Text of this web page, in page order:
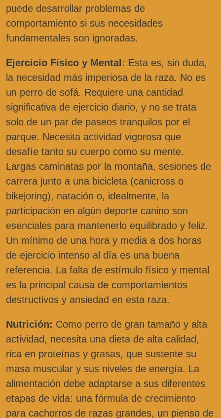
puede desarrollar problemas de
comportamiento si sus necesidades
fundamentales son ignoradas.
Ejercicio Físico y Mental: Esta es, sin duda,
la necesidad más imperiosa de la raza. No es
un perro de sofá. Requiere una cantidad
significativa de ejercicio diario, y no se trata
solo de un par de paseos tranquilos por el
parque. Necesita actividad vigorosa que
desafíe tanto su cuerpo como su mente.
Largas caminatas por la montaña, sesiones de
carrera junto a una bicicleta (canicross o
bikejoring), natación o, idealmente, la
participación en algún deporte canino son
esenciales para mantenerlo equilibrado y feliz.
Un mínimo de una hora y media a dos horas
de ejercicio intenso al día es una buena
referencia. La falta de estímulo físico y mental
es la principal causa de comportamientos
destructivos y ansiedad en esta raza.
Nutrición: Como perro de gran tamaño y alta
actividad, necesita una dieta de alta calidad,
rica en proteínas y grasas, que sustente su
masa muscular y sus niveles de energía. La
alimentación debe adaptarse a sus diferentes
etapas de vida: una fórmula de crecimiento
para cachorros de razas grandes, un pienso de